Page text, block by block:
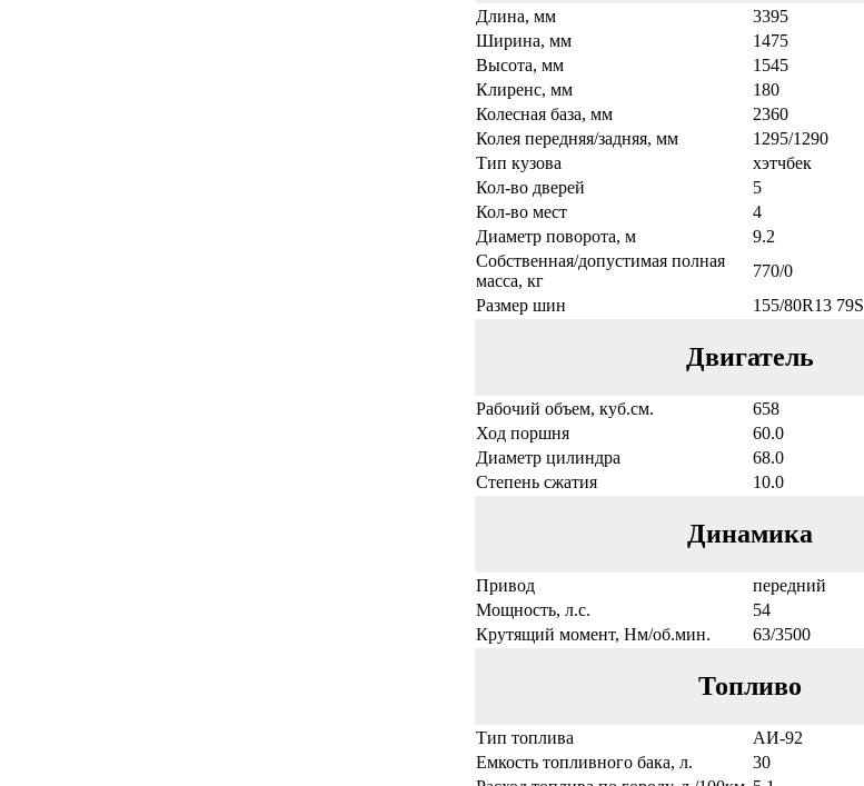
Длина, мм
3395
Ширина, мм
1475
Высота, мм
1545
Клиренс, мм
180
Колесная база, мм
2360
Колея передняя/задняя, мм
1295/1290
Тип кузова
хэтчбек
Кол-во дверей
5
Кол-во мест
4
Диаметр поворота, м
9.2
Собственная/допустимая полная
масса, кг
770/0
Размер шин
155/80R13 79S
Двигатель
Рабочий объем, куб.см.
658
Ход поршня
60.0
Диаметр цилиндра
68.0
Степень сжатия
10.0
Динамика
Привод
передний
Мощность, л.с.
54
Крутящий момент, Нм/об.мин.
63/3500
Топливо
Тип топлива
АИ-92
Емкость топливного бака, л.
30